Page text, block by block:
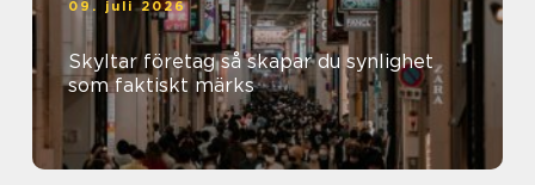
09. juli 2026
Skyltar företag så skapar du synlighet
som faktiskt märks